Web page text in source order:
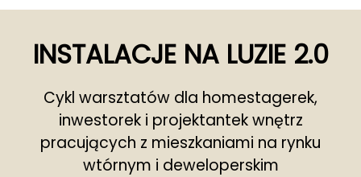
INSTALACJE NA LUZIE 2.0
Cykl warsztatów dla homestagerek,
inwestorek i projektantek wnętrz
pracujących z mieszkaniami na rynku
wtórnym i deweloperskim